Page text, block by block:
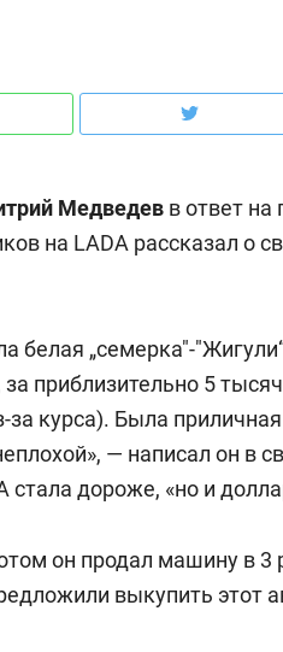
Медведев в ответ
на LADA рассказал о
белая „семерка"-
за приблизительно 5
за курса). Была
— написал он в
стала дороже, «но и
он продал машину в 3
выкупить этот
«Директорский невроз» –
свою сверхнагрузку